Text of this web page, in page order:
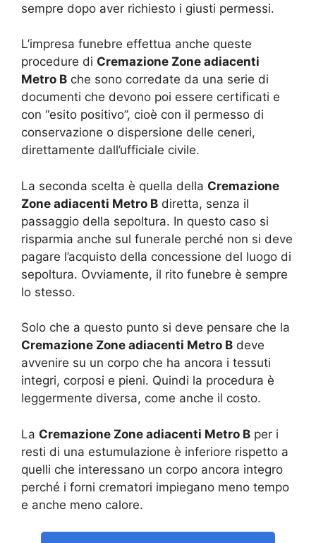
sempre dopo aver richiesto i giusti permessi.
L’impresa funebre effettua anche queste
procedure di Cremazione Zone adiacenti
Metro B che sono corredate da una serie di
documenti che devono poi essere certificati e
con “esito positivo”, cioè con il permesso di
conservazione o dispersione delle ceneri,
direttamente dall’ufficiale civile.
La seconda scelta è quella della Cremazione
Zone adiacenti Metro B diretta, senza il
passaggio della sepoltura. In questo caso si
risparmia anche sul funerale perché non si deve
pagare l’acquisto della concessione del luogo di
sepoltura. Ovviamente, il rito funebre è sempre
lo stesso.
Solo che a questo punto si deve pensare che la
Cremazione Zone adiacenti Metro B deve
avvenire su un corpo che ha ancora i tessuti
integri, corposi e pieni. Quindi la procedura è
leggermente diversa, come anche il costo.
La Cremazione Zone adiacenti Metro B per i
resti di una estumulazione è inferiore rispetto a
quelli che interessano un corpo ancora integro
perché i forni crematori impiegano meno tempo
e anche meno calore.